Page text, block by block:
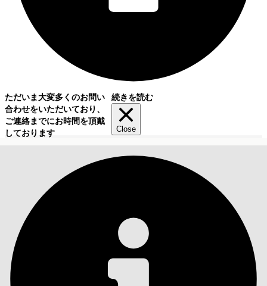
ただいま大変多くのお問い
合わせをいただいており、
ご連絡までにお時間を頂戴
しております
続きを読む
Close
目次